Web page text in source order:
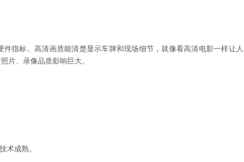
指标。高清画质能清楚显示车牌和现场细节，就像看高清电影一样让人
片、录像品质影响巨大。
术成熟。